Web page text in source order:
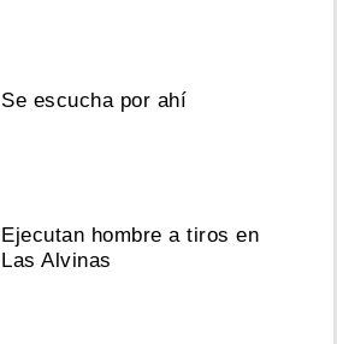
Se escucha por ahí
Ejecutan hombre a tiros en
Las Alvinas